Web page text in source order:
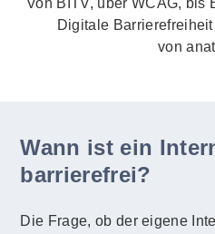
Von BITV, über WCAG, bis
Digitale
von
Wann ist ein
barrierefrei?
Die Frage, ob der eigene